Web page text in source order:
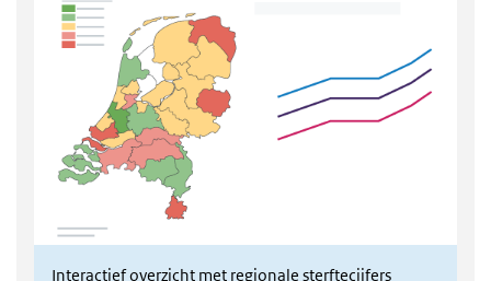
Interactief overzicht met regionale sterftecijfers